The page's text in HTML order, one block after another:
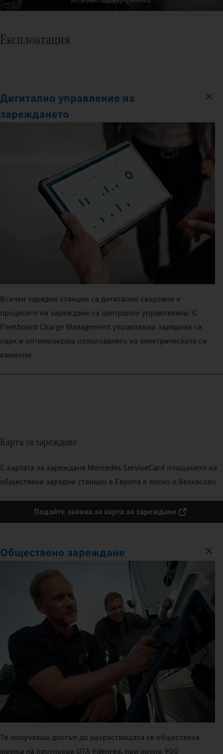
Експлоатация
Дигитално управление на
зареждането
Всички зарядни станции са дигитално свързани и
процесите на зареждане са централно управлявани: С
Fleetboard Charge Management управляваш зарядния си
парк и оптимизираш използването на електрическите си
камиони.
Карта за зареждане
С картата за зареждане Mercedes ServiceCard плащането на
обществени зарядни станции в Европа е лесно и безкасово.
Подайте заявка за карта за зареждане
Обществено зареждане
Ти получаваш достъп до разрастващата се обществена
мрежа на партньора UTA Edenred, при около 900